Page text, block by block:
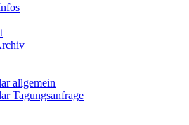
allgemein
Tagungsanfrage